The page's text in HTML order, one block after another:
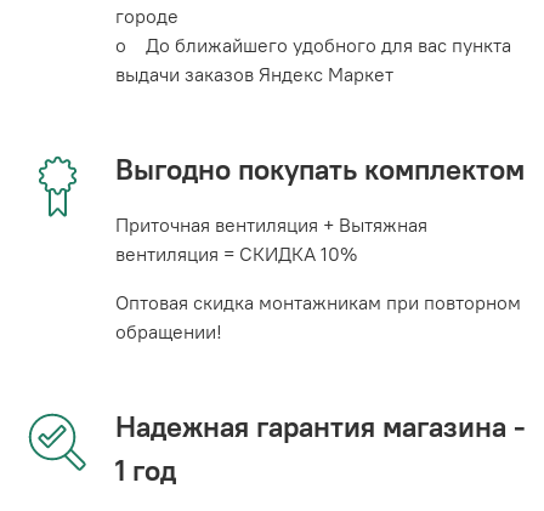
городе
o До ближайшего удобного для вас пункта
выдачи заказов Яндекс Маркет
Выгодно покупать комплектом
Приточная вентиляция + Вытяжная
вентиляция = СКИДКА 10%
Оптовая скидка монтажникам при повторном
обращении!
Надежная гарантия магазина -
1 год